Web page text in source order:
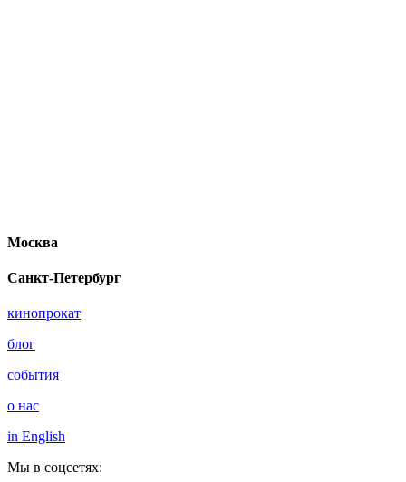
Москва
Санкт-Петербург
кинопрокат
блог
события
о нас
in English
Мы в соцсетях: